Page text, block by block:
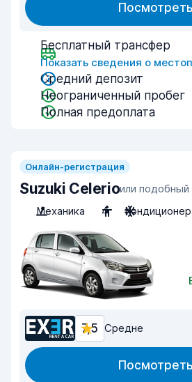
Посмотреть
Бесплатный трансфер
Показать сведения о
Средний депозит
Неограниченный пробег
Полная предоплата
Онлайн-регистрация
Suzuki Celerioили подобный
Механика
4 Кондиционер
7,5 Средне
Посмотреть